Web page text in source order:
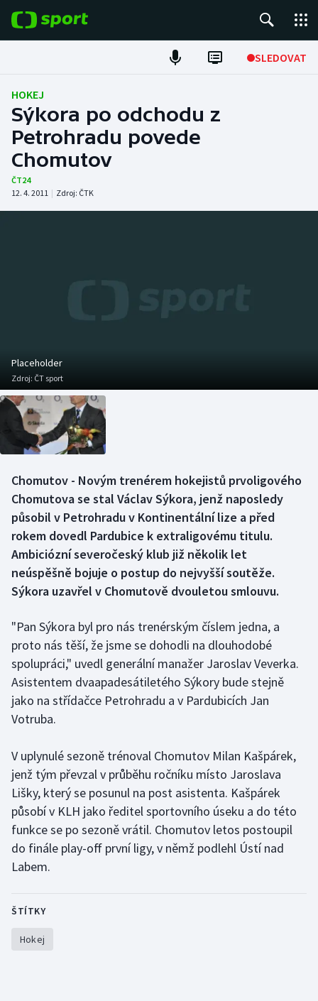
SLEDOVAT
Fotbal
Hokej
Tenis
Atletika
Basketbal
Biatlon
Boby a skeleton
Curling
Dostihy
Florbal
Golf
Gymnastika
Házená
Judo
Krasobruslení
Lezení
Lyže a snowboard
Moderní pětiboj
Motorsport
Historické návraty
Aplikace ČT sport
AZ kvíz
HOKEJ
Sýkora po odchodu z
Petrohradu povede
Chomutov
ČT24
12. 4. 2011 | Zdroj: ČTK
Placeholder
Zdroj: ČT sport
Chomutov - Novým trenérem hokejistů prvoligového
Chomutova se stal Václav Sýkora, jenž naposledy
působil v Petrohradu v Kontinentální lize a před
rokem dovedl Pardubice k extraligovému titulu.
Ambiciózní severočeský klub již několik let
neúspěšně bojuje o postup do nejvyšší soutěže.
Sýkora uzavřel v Chomutově dvouletou smlouvu.
"Pan Sýkora byl pro nás trenérským číslem jedna, a
proto nás těší, že jsme se dohodli na dlouhodobé
spolupráci," uvedl generální manažer Jaroslav Veverka.
Asistentem dvaapadesátiletého Sýkory bude stejně
jako na střídačce Petrohradu a v Pardubicích Jan
Votruba.
V uplynulé sezoně trénoval Chomutov Milan Kašpárek,
jenž tým převzal v průběhu ročníku místo Jaroslava
Lišky, který se posunul na post asistenta. Kašpárek
působí v KLH jako ředitel sportovního úseku a do této
funkce se po sezoně vrátil. Chomutov letos postoupil
do finále play-off první ligy, v němž podlehl Ústí nad
Labem.
ŠTÍTKY
Hokej